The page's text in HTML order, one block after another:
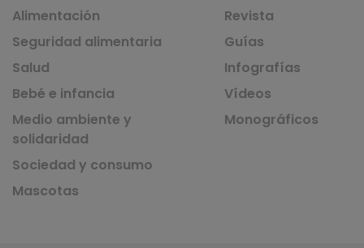
Alimentación
Seguridad alimentaria
Salud
Bebé e infancia
Medio ambiente y
solidaridad
Sociedad y consumo
Mascotas
Revista
Guías
Infografías
Vídeos
Monográficos